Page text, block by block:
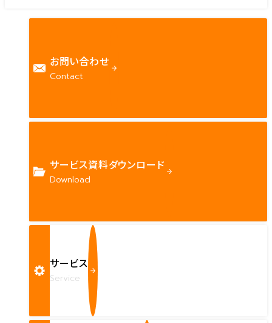
お問い合わせ
Contact
サービス資料ダウンロード
Download
サービス
Service